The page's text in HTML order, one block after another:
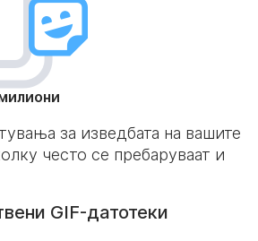
за изведбата на вашите
често се пребаруваат и
GIF-датотеки